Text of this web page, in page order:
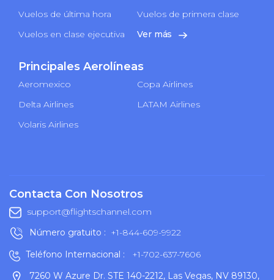
Vuelos de última hora
Vuelos de primera clase
Vuelos en clase ejecutiva
Ver más
Principales Aerolíneas
Aeromexico
Copa Airlines
Delta Airlines
LATAM Airlines
Volaris Airlines
Contacta Con Nosotros
support@flightschannel.com
Número gratuito : +1-844-609-9922
Teléfono Internacional :
+1-702-637-7606
7260 W Azure Dr. STE 140-2212, Las Vegas, NV 89130,